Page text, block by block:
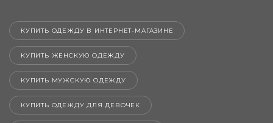
КУПИТЬ ОДЕЖДУ В ИНТЕРНЕТ-МАГАЗИНЕ
КУПИТЬ ЖЕНСКУЮ ОДЕЖДУ
КУПИТЬ МУЖСКУЮ ОДЕЖДУ
КУПИТЬ ОДЕЖДУ ДЛЯ ДЕВОЧЕК